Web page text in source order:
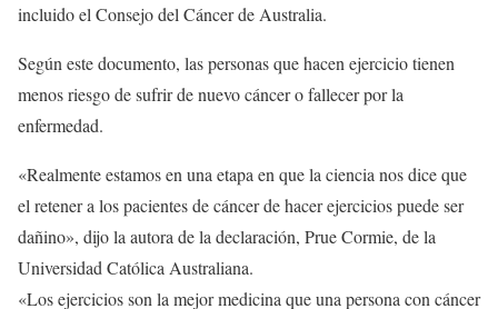
incluido el Consejo del Cáncer de Australia.
Según este documento, las personas que hacen ejercicio tienen
menos riesgo de sufrir de nuevo cáncer o fallecer por la
enfermedad.
«Realmente estamos en una etapa en que la ciencia nos dice que
el retener a los pacientes de cáncer de hacer ejercicios puede ser
dañino», dijo la autora de la declaración, Prue Cormie, de la
Universidad Católica Australiana.
«Los ejercicios son la mejor medicina que una persona con cáncer